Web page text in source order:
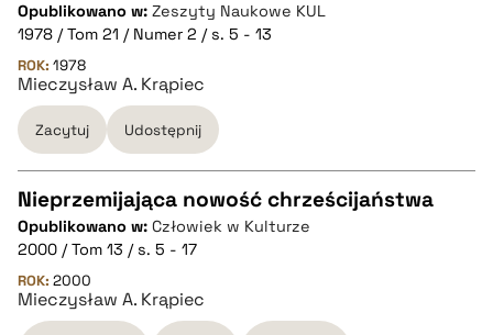
CZYSTY TEKST
pobierz cytat
BIBTEX
pobierz cytat
Opublikowano w: Zeszyty Naukowe KUL
1978 / Tom 21 / Numer 2 / s. 5 - 13
ROK: 1978
Mieczysław A. Krąpiec
Zacytuj Udostępnij
CZYSTY TEKST
pobierz cytat
Nieprzemijająca nowość chrześcijaństwa
Opublikowano w: Człowiek w Kulturze
2000 / Tom 13 / s. 5 - 17
ROK: 2000
Mieczysław A. Krąpiec